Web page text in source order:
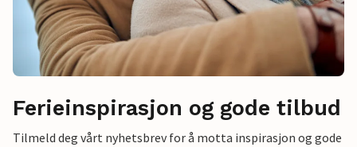
Ferieinspirasjon og gode tilbud
Tilmeld deg vårt nyhetsbrev for å motta inspirasjon og gode